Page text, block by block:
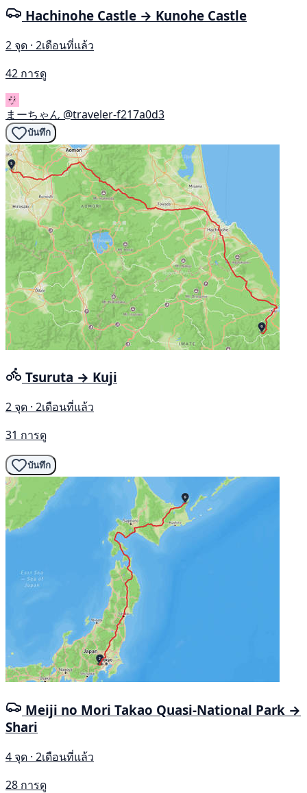
Hachinohe Castle → Kunohe Castle
2 จุด · 2เดือนที่แล้ว
42 การดู
まーちゃん @traveler-f217a0d3
บันทึก
Tsuruta → Kuji
2 จุด · 2เดือนที่แล้ว
31 การดู
บันทึก
Meiji no Mori Takao Quasi-National Park →
Shari
4 จุด · 2เดือนที่แล้ว
28 การดู